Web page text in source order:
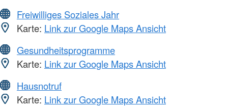
Freiwilliges Soziales Jahr
Karte: Link zur Google Maps Ansicht
Gesundheitsprogramme
Karte: Link zur Google Maps Ansicht
Hausnotruf
Karte: Link zur Google Maps Ansicht